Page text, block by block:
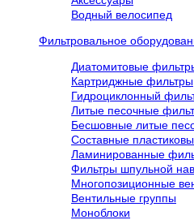
Водный велосипед
Фильтровальное
Диатомитовые
Картриджные фильтры
Гидроциклонный
Литые песочные
Бесшовные литые
Составные
Ламинированные
Фильтры шпульной
Многопозиционные
Вентильные группы
Моноблоки